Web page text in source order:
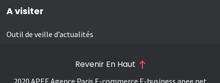
A visiter
Outil de veille d’actualités
2020 APEE Agence Paris E-commerce E-business apee.net
Revenir En Haut